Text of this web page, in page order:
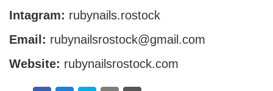
Intagram: rubynails.rostock
Email: rubynailsrostock@gmail.com
Website: rubynailsrostock.com